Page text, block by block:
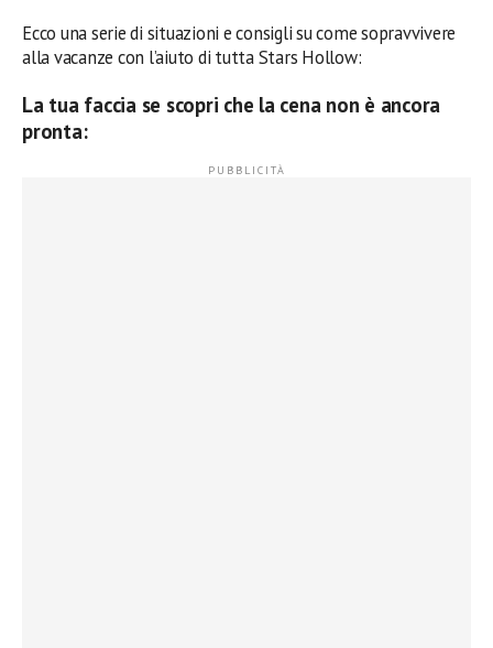
Ecco una serie di situazioni e consigli su come sopravvivere
alla vacanze con l’aiuto di tutta Stars Hollow:
La tua faccia se scopri che la cena non è ancora
pronta: